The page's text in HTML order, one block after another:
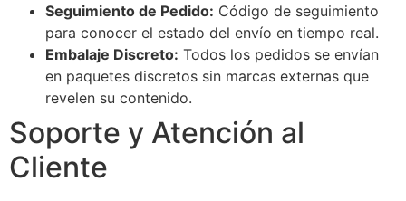
Seguimiento de Pedido: Código de seguimiento
para conocer el estado del envío en tiempo real.
Embalaje Discreto: Todos los pedidos se envían
en paquetes discretos sin marcas externas que
revelen su contenido.
Soporte y Atención al
Cliente